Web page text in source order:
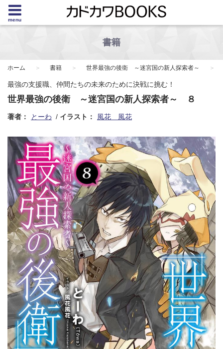
menu
書籍
ホーム 書籍 世界最強の後衛 ～迷宮国の新人探索者～
最強の支援職、仲間たちの未来のために決戦に挑む！
世界最強の後衛 ～迷宮国の新人探索者～ ８
著者： とーわ イラスト： 風花 風花